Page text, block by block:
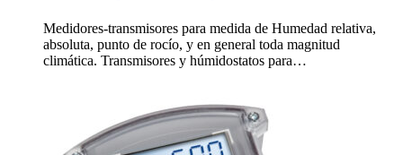
Medidores-transmisores para medida de Humedad relativa,
absoluta, punto de rocío, y en general toda magnitud
climática. Transmisores y húmidostatos para…